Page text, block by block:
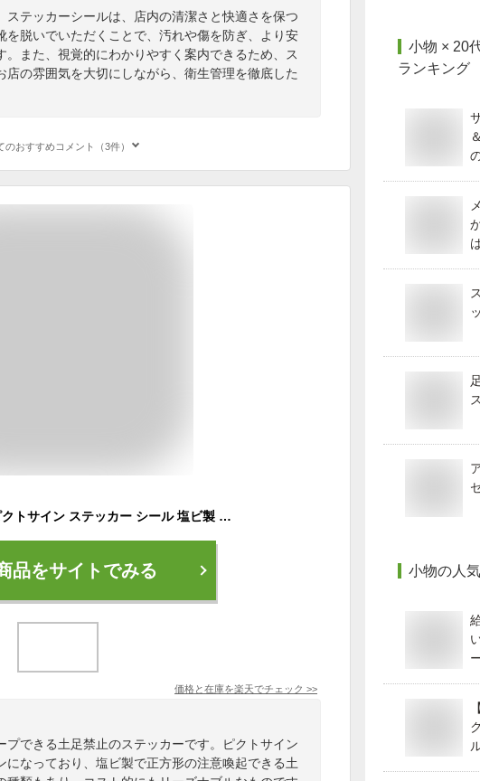
ステッカーシールは、店内の清潔さと快適さを保つ
を脱いでいただくことで、汚れや傷を防ぎ、より安
また、視覚的にわかりやすく案内できるため、ス
の雰囲気を大切にしながら、衛生管理を徹底した
のおすすめコメント（3件）
警告 注意 土足禁止 ピクトサイン ステッカー シール 塩ビ製 インテリア 施設 案内 注意 安全対策
品をサイトでみる
価格と在庫を楽天でチェック >>
プできる土足禁止のステッカーです。ピクトサイン
になっており、塩ビ製で正方形の注意喚起できる土
小物 × 20
ランキング
小物の人